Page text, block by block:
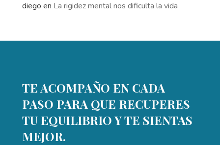
diego en La rigidez mental nos dificulta la vida
TE ACOMPAÑO EN CADA
PASO PARA QUE RECUPERES
TU EQUILIBRIO Y TE SIENTAS
MEJOR.